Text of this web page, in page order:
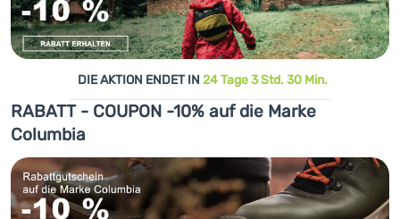
DIE AKTION ENDET IN 24 Tage 3 Std. 30 Min.
RABATT - COUPON -10% auf die Marke
Columbia